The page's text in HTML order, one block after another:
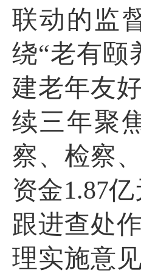
联动的监
绕“老有颐
建老年友
续三年聚
察、检察
资金1.87亿
跟进查处
理实施意